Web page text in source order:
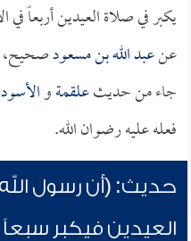
يكبر في صلاة العيدين أربعاً في
عنعبد الله بن مسعودصحيح،
جاء من حديثعلقمةوالأسود
فعله عليه رضوان الله.
حديث: (أن رسول
العيدين فيكبر